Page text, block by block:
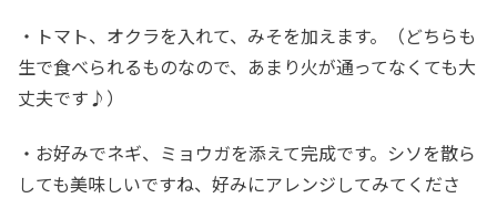
・トマト、オクラを入れて、みそを加えます。（どちらも
生で食べられるものなので、あまり火が通ってなくても大
丈夫です♪）
・お好みでネギ、ミョウガを添えて完成です。シソを散ら
しても美味しいですね、好みにアレンジしてみてくださ